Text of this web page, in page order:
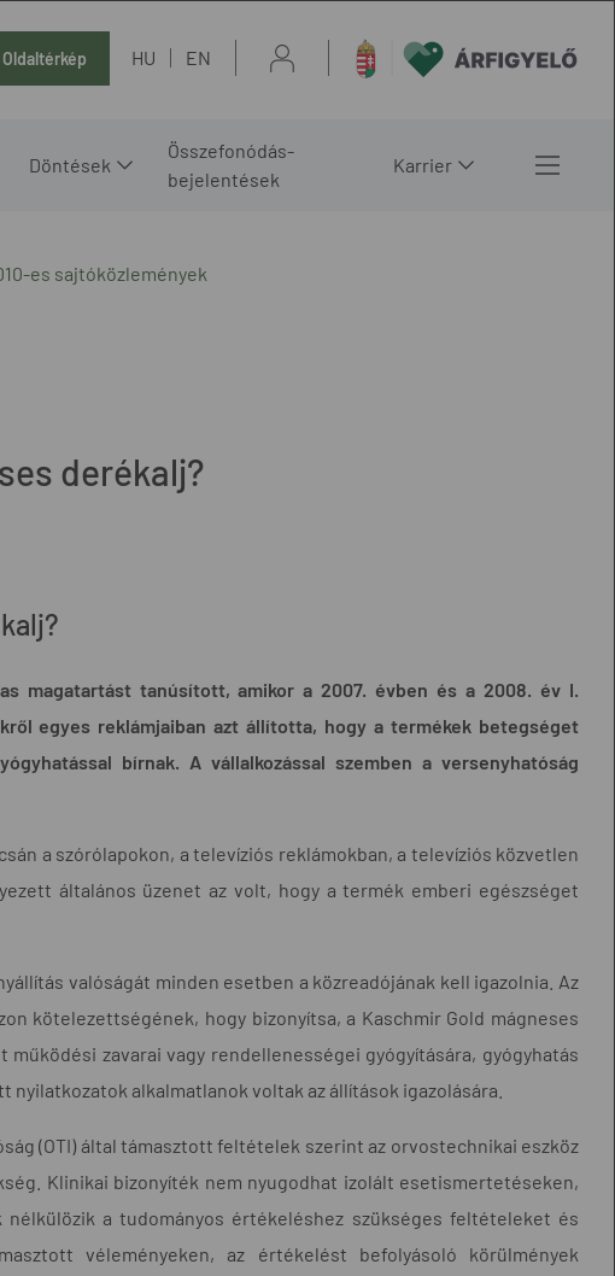
Oldaltérkép HU EN
Döntések
Összefonódás-
bejelentések
Karrier
es sajtóközlemények
derékalj?
magatartást tanúsított, amikor a 2007. évben és a 2008. év I.
egyes reklámjaiban azt állította, hogy a termékek betegséget
bírnak. A vállalkozással szemben a versenyhatóság
a szórólapokon, a televíziós reklámokban, a televíziós közvetlen
általános üzenet az volt, hogy a termék emberi egészséget
valóságát minden esetben a közreadójának kell igazolnia. Az
kötelezettségének, hogy bizonyítsa, a Kaschmir Gold mágneses
zavarai vagy rendellenességei gyógyítására, gyógyhatás
alkalmatlanok voltak az állítások igazolására.
(OTI) által támasztott feltételek szerint az orvostechnikai eszköz
Klinikai bizonyíték nem nyugodhat izolált esetismertetéseken,
a tudományos értékeléshez szükséges feltételeket és
véleményeken, az értékelést befolyásoló körülmények